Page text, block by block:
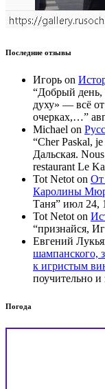
Последние отзывы
Игорь on
“Добрый день,
духу» — всё
очерках,…”
Michael on
“Cher Paskal,
Дальская.
restaurant Le
Tot Netot on От
Каролины
Таня” июл 24,
Tot Netot on
“признайся,
Евгений
шампанского,
к игристым
поучительно и
Погода